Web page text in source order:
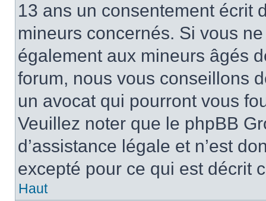
13 ans un consentement écrit
mineurs concernés. Si vous
également aux mineurs âgés
forum, nous vous conseillons
un avocat qui pourront vous
Veuillez noter que le phpBB
d’assistance légale et n’est
excepté pour ce qui est décrit
Haut